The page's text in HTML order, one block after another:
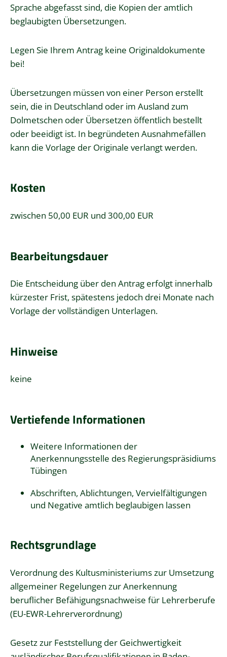
Sprache abgefasst sind, die Kopien der amtlich
beglaubigten Übersetzungen.
Legen Sie Ihrem Antrag keine Originaldokumente
bei!
Übersetzungen müssen von einer Person erstellt
sein, die in Deutschland oder im Ausland zum
Dolmetschen oder Übersetzen öffentlich bestellt
oder beeidigt ist. In begründeten Ausnahmefällen
kann die Vorlage der Originale verlangt werden.
Kosten
zwischen 50,00 EUR und 300,00 EUR
Bearbeitungsdauer
Die Entscheidung über den Antrag erfolgt innerhalb
kürzester Frist, spätestens jedoch drei Monate nach
Vorlage der vollständigen Unterlagen.
Hinweise
keine
Vertiefende Informationen
Weitere Informationen der
Anerkennungsstelle des Regierungspräsidiums
Tübingen
Abschriften, Ablichtungen, Vervielfältigungen
und Negative amtlich beglaubigen lassen
Rechtsgrundlage
Verordnung des Kultusministeriums zur Umsetzung
allgemeiner Regelungen zur Anerkennung
beruflicher Befähigungsnachweise für Lehrerberufe
(EU-EWR-Lehrerverordnung)
Gesetz zur Feststellung der Geichwertigkeit